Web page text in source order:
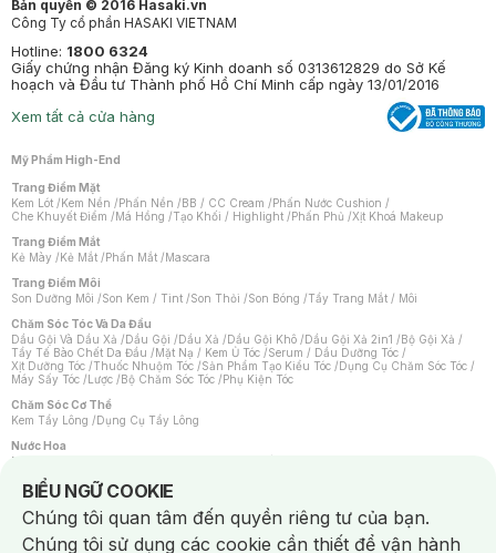
Bản quyền © 2016 Hasaki.vn
Công Ty cổ phần HASAKI VIETNAM
Hotline: 1800 6324
Giấy chứng nhận Đăng ký Kinh doanh số 0313612829 do Sở Kế
hoạch và Đầu tư Thành phố Hồ Chí Minh cấp ngày 13/01/2016
Xem tất cả cửa hàng
Mỹ Phẩm High-End
Trang Điểm Mặt
Kem Lót /Kem Nền /Phấn Nền /BB / CC Cream /Phấn Nước Cushion /
Che Khuyết Điểm /Má Hồng /Tạo Khối / Highlight /Phấn Phủ /Xịt Khoá Makeup
Trang Điểm Mắt
Kẻ Mày /Kẻ Mắt /Phấn Mắt /Mascara
Trang Điểm Môi
Son Dưỡng Môi /Son Kem / Tint /Son Thỏi /Son Bóng /Tẩy Trang Mắt / Môi
Chăm Sóc Tóc Và Da Đầu
Dầu Gội Và Dầu Xả /Dầu Gội /Dầu Xả /Dầu Gội Khô /Dầu Gội Xả 2in1 /Bộ Gội Xả /
Tẩy Tế Bào Chết Da Đầu /Mặt Nạ / Kem Ủ Tóc /Serum / Dầu Dưỡng Tóc /
Xịt Dưỡng Tóc /Thuốc Nhuộm Tóc /Sản Phẩm Tạo Kiểu Tóc /Dụng Cụ Chăm Sóc Tóc /
Máy Sấy Tóc /Lược /Bộ Chăm Sóc Tóc /Phụ Kiện Tóc
Chăm Sóc Cơ Thể
Kem Tẩy Lông /Dụng Cụ Tẩy Lông
Nước Hoa
Nước Hoa Nữ
Chăm Sóc Cá Nhân
Chống Muỗi /Khẩu Trang /Máy Massage/Mặt Nạ Xông Hơi /Nước Rửa Tay/
Sản Phẩm Chăm Sóc Khác /Bàn Chải Đánh Răng /Bàn Chải Điện/
Hỗ Trợ Trắng Răng/Kem Đánh Răng /Máy Tăm Nước/ Nước Súc Miệng/
BIỂU NGỮ COOKIE
Notice about cookies usage
Chúng tôi quan tâm đến quyền riêng tư của bạn.
Chúng tôi sử dụng các cookie cần thiết để vận hành